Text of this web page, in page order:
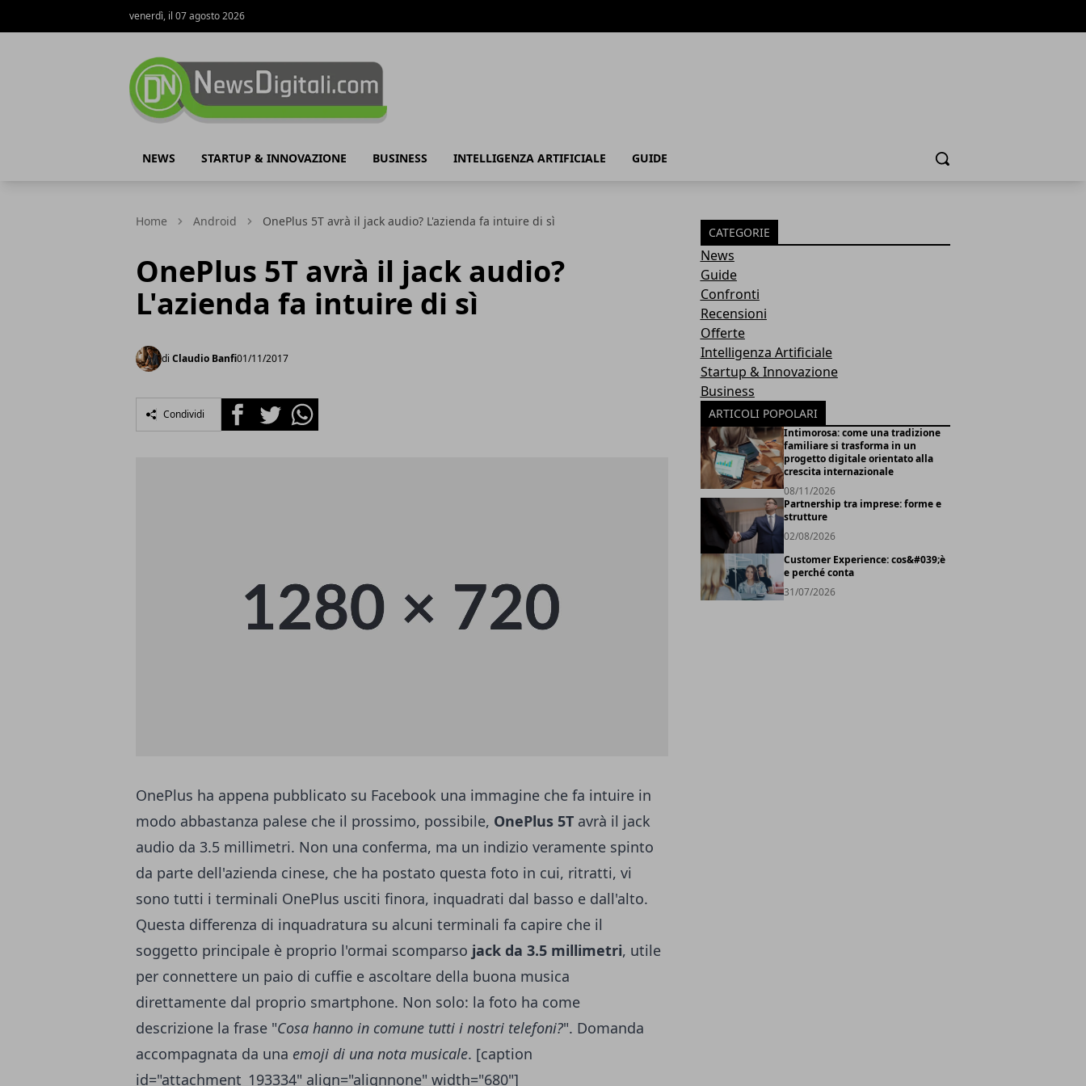
venerdì, il 07 agosto 2026
NEWS STARTUP & INNOVAZIONE BUSINESS INTELLIGENZA ARTIFICIALE GUIDE Cerca
Home Android OnePlus 5T avrà il jack audio? L'azienda fa intuire di sì
OnePlus 5T avrà il jack audio?
L'azienda fa intuire di sì
di Claudio Banfi01/11/2017
Condividi FacebookTwitterWhatsapp
OnePlus ha appena pubblicato su Facebook una immagine che fa intuire in
modo abbastanza palese che il prossimo, possibile, OnePlus 5T avrà il jack
audio da 3.5 millimetri. Non una conferma, ma un indizio veramente spinto
da parte dell'azienda cinese, che ha postato questa foto in cui, ritratti, vi
sono tutti i terminali OnePlus usciti finora, inquadrati dal basso e dall'alto.
Questa differenza di inquadratura su alcuni terminali fa capire che il
soggetto principale è proprio l'ormai scomparso jack da 3.5 millimetri, utile
per connettere un paio di cuffie e ascoltare della buona musica
direttamente dal proprio smartphone. Non solo: la foto ha come
descrizione la frase "Cosa hanno in comune tutti i nostri telefoni?". Domanda
accompagnata da una emoji di una nota musicale. [caption
id="attachment_193334" align="alignnone" width="680"]
CATEGORIE
News
Guide
Confronti
Recensioni
Offerte
Intelligenza Artificiale
Startup & Innovazione
Business
ARTICOLI POPOLARI
Intimorosa: come una tradizione
familiare si trasforma in un
progetto digitale orientato alla
crescita internazionale
08/11/2026
Partnership tra imprese: forme e
strutture
02/08/2026
Customer Experience: cos&#039;è
e perché conta
31/07/2026